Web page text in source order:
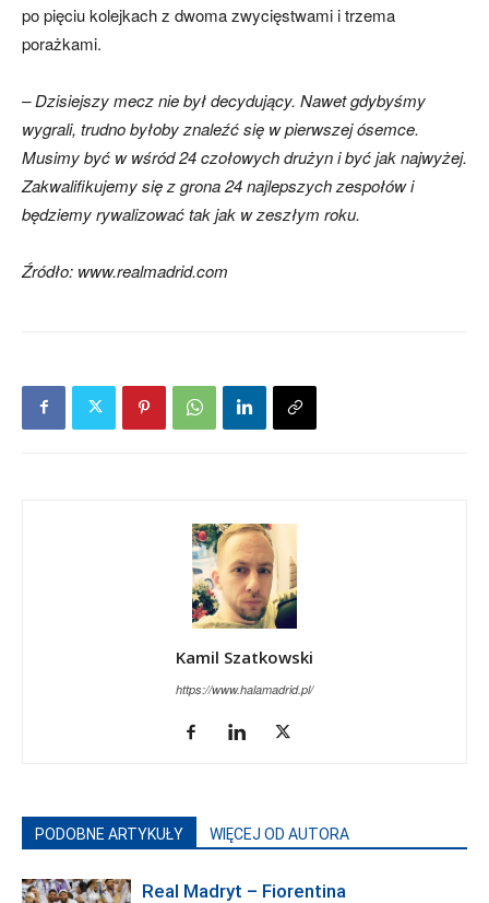
po pięciu kolejkach z dwoma zwycięstwami i trzema
porażkami.
– Dzisiejszy mecz nie był decydujący. Nawet gdybyśmy
wygrali, trudno byłoby znaleźć się w pierwszej ósemce.
Musimy być w wśród 24 czołowych drużyn i być jak najwyżej.
Zakwalifikujemy się z grona 24 najlepszych zespołów i
będziemy rywalizować tak jak w zeszłym roku.
Źródło: www.realmadrid.com
Kamil Szatkowski
https://www.halamadrid.pl/
PODOBNE ARTYKUŁY WIĘCEJ OD AUTORA
Real Madryt – Fiorentina